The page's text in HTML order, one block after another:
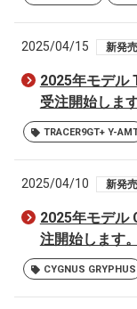
2025/04/15 新発売
2025年モデル
受注開始しま
TRACER9GT+ Y-
2025/04/10 新発売
2025年モデル
注開始します。
CYGNUS GRYPHUS